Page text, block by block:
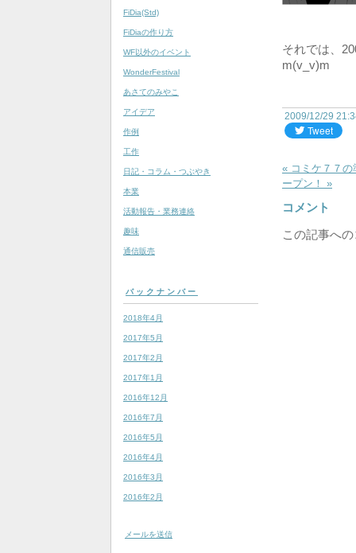
FiDia(Std)
FiDiaの作り方
WF以外のイベント
WonderFestival
あさてのみやこ
アイデア
作例
工作
日記・コラム・つぶやき
本業
活動報告・業務連絡
趣味
通信販売
バックナンバー
2018年4月
2017年5月
2017年2月
2017年1月
2016年12月
2016年7月
2016年5月
2016年4月
2016年3月
2016年2月
メールを送信
それでは、
m(v_v)m
2009/12/29
« コミケ７７の
ープン！ »
コメント
この記事へ